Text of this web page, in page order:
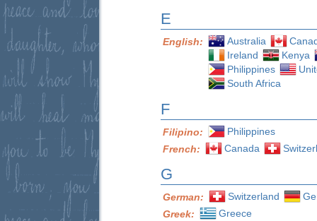
E
English: Australia
Ireland
Kenya
Philippines
South Africa
F
Filipino:
Philippines
French:
Canada
G
German: Switzerland
Greek:
Greece